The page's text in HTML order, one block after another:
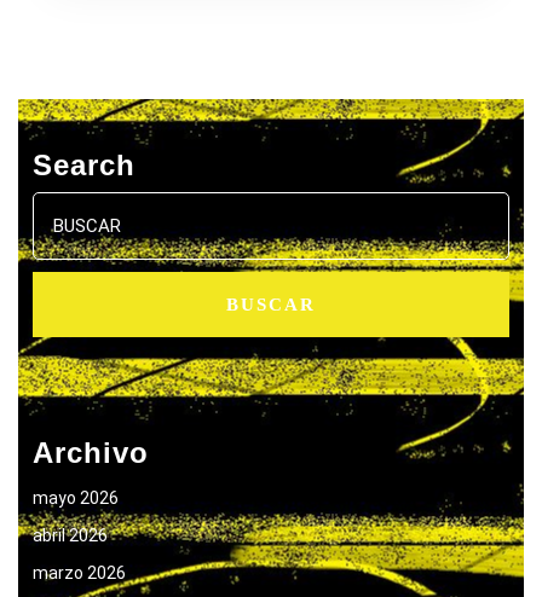
Search
Buscar:
Archivo
mayo 2026
abril 2026
marzo 2026